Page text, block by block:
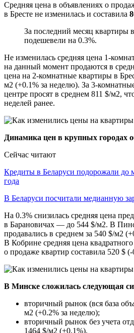
Средняя цена в объявлениях о
в Бресте не изменилась и составила
За последний месяц квартиры
подешевели на 0.3%.
Не изменилась средняя цена 1-
на данный момент продаются в
цена на 2-комнатные квартиры в
м2 (+0.1% за неделю). За 3-
центре просят в среднем 811 $/м2,
неделей ранее.
Динамика цен в крупных городах
Сейчас читают
Кредиты в Беларуси подорожали до
года
В Беларуси посчитали медианную
На 0.3% снизилась средняя цена
в Барановичах — до 544 $/м2. В
продавались в среднем за 540 $/м2
В Кобрине средняя цена
о продаже квартир составила 520 $
В Минске сложилась следующая
вторичный рынок (вся база
м2 (+0.2% за неделю);
вторичный рынок без учета
1464 $/м2 (+0.1%).